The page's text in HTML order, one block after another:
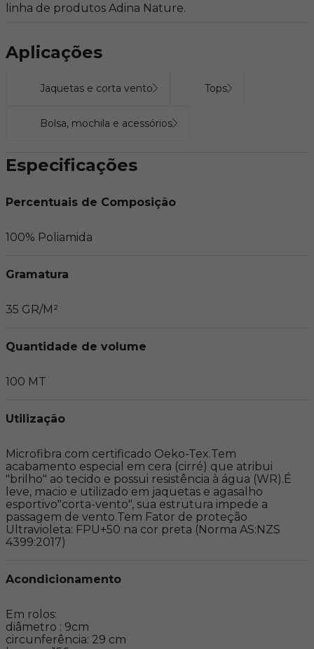
linha de produtos Adina Nature.
Aplicações
Jaquetas e corta vento Tops
Bolsa, mochila e acessórios
Especificações
Percentuais de Composição
100% Poliamida
Gramatura
35 GR/M²
Quantidade de volume
100 MT
Utilização
Microfibra com certificado Oeko-Tex.Tem
acabamento especial em cera (cirré) que atribui
"brilho" ao tecido e possui resistência à água (WR).É
leve, macio e utilizado em jaquetas e agasalho
esportivo"corta-vento", sua estrutura impede a
passagem de vento.Tem Fator de proteção
Ultravioleta: FPU+50 na cor preta (Norma AS:NZS
4399:2017)
Acondicionamento
Em rolos:
diâmetro : 9cm
circunferência: 29 cm